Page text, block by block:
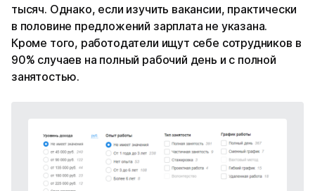
тысяч. Однако, если изучить вакансии, практически
в половине предложений зарплата не указана.
Кроме того, работодатели ищут себе сотрудников в
90% случаев на полный рабочий день и с полной
занятостью.